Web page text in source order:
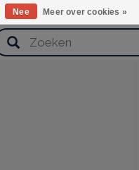
Nee Meer over cookies »